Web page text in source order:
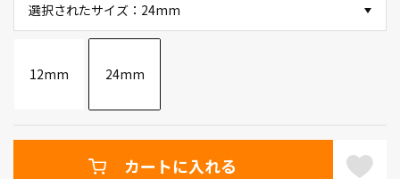
選択されたサイズ：24mm
12mm 24mm
カートに入れる